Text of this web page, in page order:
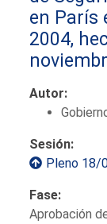
en París
2004,
Autor:
Sesión:
Pleno 18/
Fase:
Aprobación